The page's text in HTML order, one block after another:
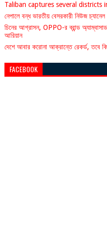
Taliban captures several districts
নেপালে বন্ধ ভারতীয় বেসরকারী নিউজ চ্যানেল
চিনের আগ্রাসন, OPPO-র ব্রান্ড
আরিয়ান
দেশে আবার করোনা আক্রান্তে রেকর্ড, তবে
FACEBOOK